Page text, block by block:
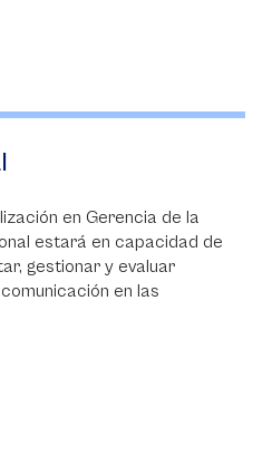
en Gerencia de la
estará en capacidad de
gestionar y evaluar
en las